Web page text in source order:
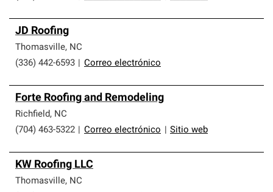
JD Roofing
Thomasville, NC
(336) 442-6593
Correo electrónico
Forte Roofing and Remodeling
Richfield, NC
(704) 463-5322
Correo electrónico Sitio web
KW Roofing LLC
Thomasville, NC